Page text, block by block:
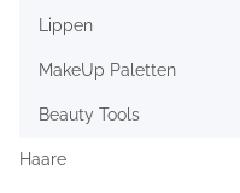
Lippen
MakeUp Paletten
Beauty Tools
Haare